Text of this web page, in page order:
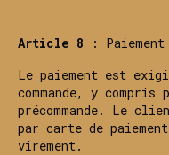
Article 8 : Paiement
Le paiement est
commande, y
précommande. Le
par carte de
virement.